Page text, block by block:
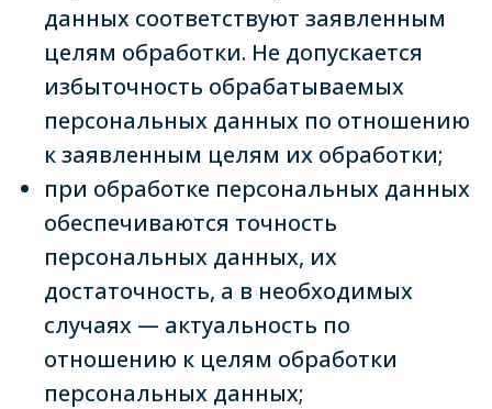
данных соответствуют заявленным
целям обработки. Не допускается
избыточность обрабатываемых
персональных данных по отношению
к заявленным целям их обработки;
при обработке персональных данных
обеспечиваются точность
персональных данных, их
достаточность, а в необходимых
случаях — актуальность по
отношению к целям обработки
персональных данных;